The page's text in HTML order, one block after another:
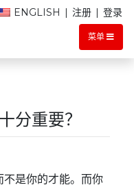
菜单
ENGLISH | 注册 | 登录
分重要？
不是你的才能。而你